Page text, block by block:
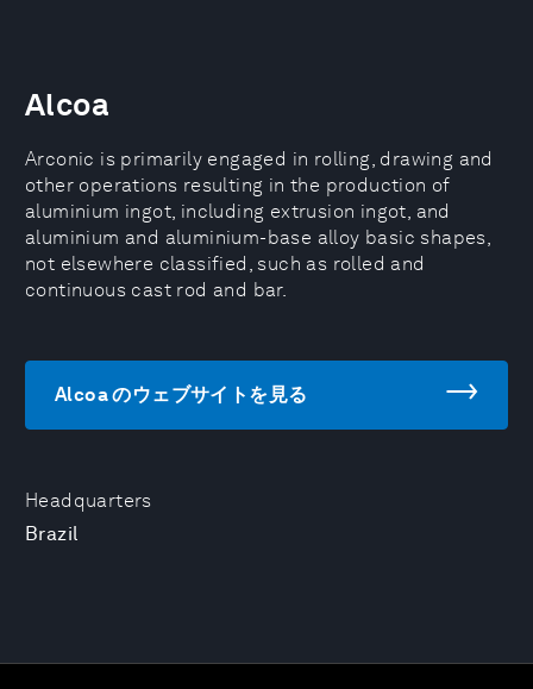
Headquarters
Brazil
Alcoa
Arconic is primarily engaged in rolling, drawing and
other operations resulting in the production of
aluminium ingot, including extrusion ingot, and
aluminium and aluminium-base alloy basic shapes,
not elsewhere classified, such as rolled and
continuous cast rod and bar.
Alcoa のウェブサイトを見る